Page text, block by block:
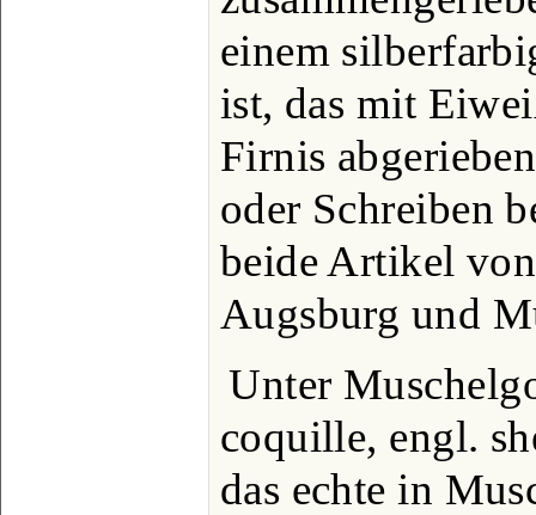
einem
ist, das mit
Firnis
oder Schreiben
beide Artikel
Augsburg und
Unter
coquille, engl.
das echte in